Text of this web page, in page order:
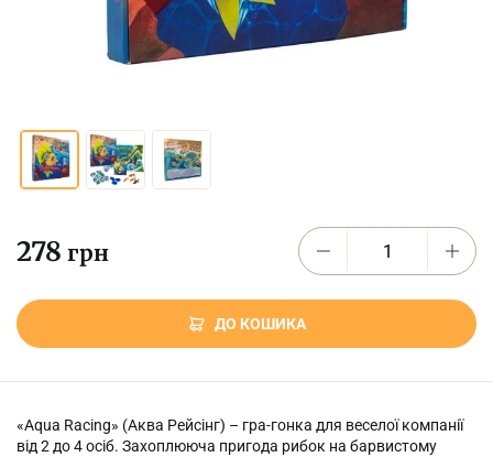
278 грн
ДО КОШИКА
«Aqua Racing» (Аква Рейсінг) – гра-гонка для веселої компанії
від 2 до 4 осіб. Захоплююча пригода рибок на барвистому